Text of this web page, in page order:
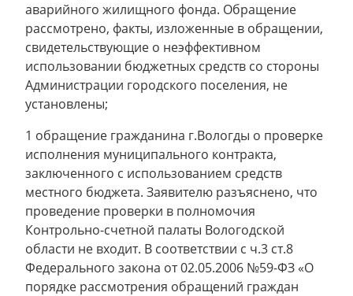
аварийного жилищного фонда. Обращение
рассмотрено, факты, изложенные в обращении,
свидетельствующие о неэффективном
использовании бюджетных средств со стороны
Администрации городского поселения, не
установлены;
1 обращение гражданина г.Вологды о проверке
исполнения муниципального контракта,
заключенного с использованием средств
местного бюджета. Заявителю разъяснено, что
проведение проверки в полномочия
Контрольно-счетной палаты Вологодской
области не входит. В соответствии с ч.3 ст.8
Федерального закона от 02.05.2006 №59-ФЗ «О
порядке рассмотрения обращений граждан